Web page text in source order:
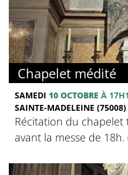
Chapelet médité
SAMEDI 10 OCTOBRE À
SAINTE-MADELEINE (75008)
Récitation du chapelet
avant la messe de